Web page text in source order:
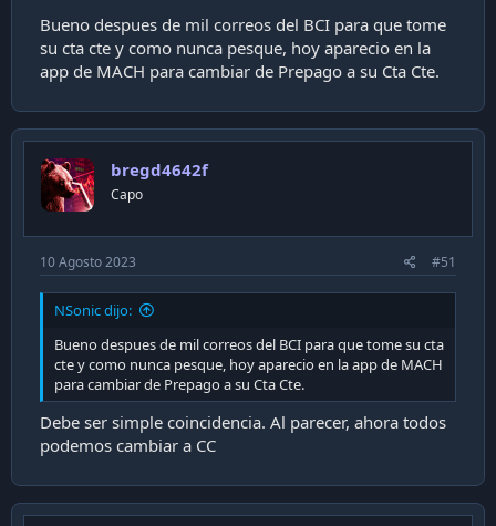
Bueno despues de mil correos del BCI para que tome
su cta cte y como nunca pesque, hoy aparecio en la
app de MACH para cambiar de Prepago a su Cta Cte.
bregd4642f
Capo
10 Agosto 2023 #51
NSonic dijo:
Bueno despues de mil correos del BCI para que tome su cta
cte y como nunca pesque, hoy aparecio en la app de MACH
para cambiar de Prepago a su Cta Cte.
Debe ser simple coincidencia. Al parecer, ahora todos
podemos cambiar a CC